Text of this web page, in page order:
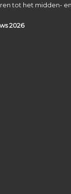
tot het midden-
2026